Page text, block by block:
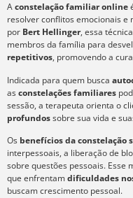
Aconstelação familiar online
resolver conflitos emocionais
por Bert Hellinger, essa
membros da família para
repetitivos, promovendo a
Indicada para quem busca
asconstelações familiares
sessão, a terapeuta orienta o
profundossobre sua vida e
Os benefícios da constelação
interpessoais, a liberação de
sobre questões pessoais. Esse
que enfrentamdificuldades
buscam crescimento pessoal.